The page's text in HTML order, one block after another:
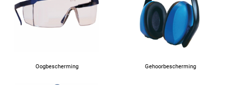
Oogbescherming Gehoorbescherming